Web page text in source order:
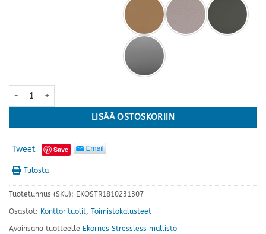
Stressless® Paris Home Office tuoli, matala, Batick kokonahka ·
LISÄÄ OSTOSKORIIN
Tweet Save
Tulosta
Tuotetunnus (SKU): EKOSTR1810231307
Osastot: Konttorituolit, Toimistokalusteet
Avainsana tuotteelle Ekornes Stressless mallisto